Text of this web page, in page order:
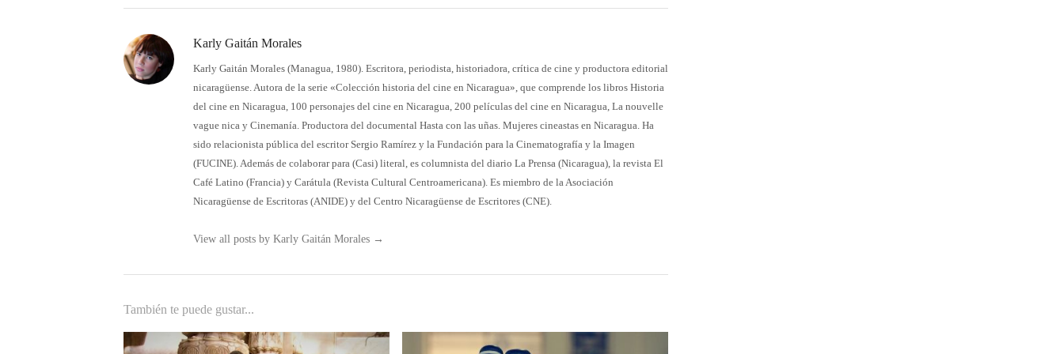
Karly Gaitán Morales
Karly Gaitán Morales (Managua, 1980). Escritora, periodista, historiadora, crítica de cine y productora editorial
nicaragüense. Autora de la serie «Colección historia del cine en Nicaragua», que comprende los libros Historia
del cine en Nicaragua, 100 personajes del cine en Nicaragua, 200 películas del cine en Nicaragua, La nouvelle
vague nica y Cinemanía. Productora del documental Hasta con las uñas. Mujeres cineastas en Nicaragua. Ha
sido relacionista pública del escritor Sergio Ramírez y la Fundación para la Cinematografía y la Imagen
(FUCINE). Además de colaborar para (Casi) literal, es columnista del diario La Prensa (Nicaragua), la revista El
Café Latino (Francia) y Carátula (Revista Cultural Centroamericana). Es miembro de la Asociación
Nicaragüense de Escritoras (ANIDE) y del Centro Nicaragüense de Escritores (CNE).
View all posts by Karly Gaitán Morales →
También te puede gustar...